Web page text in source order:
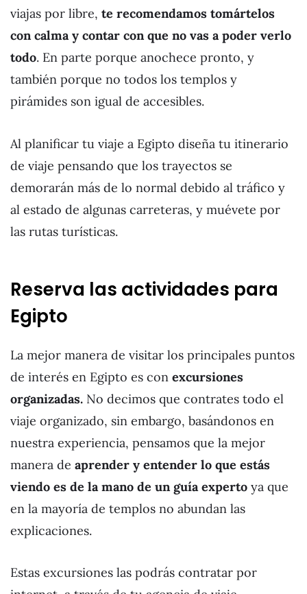
viajas por libre, te recomendamos tomártelos
con calma y contar con que no vas a poder verlo
todo. En parte porque anochece pronto, y
también porque no todos los templos y
pirámides son igual de accesibles.
Al planificar tu viaje a Egipto diseña tu itinerario
de viaje pensando que los trayectos se
demorarán más de lo normal debido al tráfico y
al estado de algunas carreteras, y muévete por
las rutas turísticas.
Reserva las actividades para
Egipto
La mejor manera de visitar los principales puntos
de interés en Egipto es con excursiones
organizadas. No decimos que contrates todo el
viaje organizado, sin embargo, basándonos en
nuestra experiencia, pensamos que la mejor
manera de aprender y entender lo que estás
viendo es de la mano de un guía experto ya que
en la mayoría de templos no abundan las
explicaciones.
Estas excursiones las podrás contratar por